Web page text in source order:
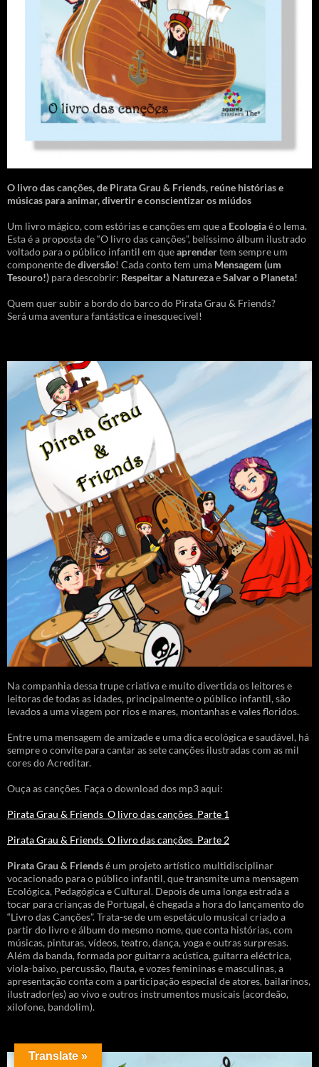
O livro das canções,de Pirata Grau & Friends, reúne histórias e
músicas para animar, divertir e conscientizar os miúdos
Um livro mágico, com estórias e canções em que a Ecologiaé o lema.
Esta é a proposta de “O livro das canções”, belíssimo álbum ilustrado
voltado para o público infantil em queaprendertem sempre um
componente dediversão! Cada conto tem uma Mensagem (um
Tesouro!) para descobrir: Respeitar a NaturezaeSalvar o Planeta!
Quem quer subir a bordo do barco do Pirata Grau & Friends?
Será uma aventura fantástica e inesquecível!
Na companhia dessa trupe criativa e muito divertida os leitores e
leitoras de todas as idades, principalmente o público infantil, são
levados a uma viagem por rios e mares, montanhas e vales floridos.
Entre uma mensagem de amizade e uma dica ecológica e saudável, há
sempre o convite para cantar as sete canções ilustradas com as mil
cores do Acreditar.
Ouça as canções. Faça o download dos mp3 aqui:
Pirata Grau & Friends_O livro das canções_Parte 1
Pirata Grau & Friends_O livro das canções_Parte 2
Pirata Grau & Friendsé um projeto artístico multidisciplinar
vocacionado para o público infantil, que transmite uma mensagem
Ecológica, Pedagógica e Cultural. Depois de uma longa estrada a
tocar para crianças de Portugal, é chegada a hora do lançamento do
“Livro das Canções”. Trata-se de um espetáculo musical criado a
partir do livro e álbum do mesmo nome, que conta histórias, com
músicas, pinturas, vídeos, teatro, dança, yoga e outras surpresas.
Além da banda, formada por guitarra acústica, guitarra eléctrica,
viola-baixo, percussão, flauta, e vozes femininas e masculinas, a
apresentação conta com a participação especial de atores, bailarinos,
ilustrador(es) ao vivo e outros instrumentos musicais (acordeão,
xilofone, bandolim).
Translate »